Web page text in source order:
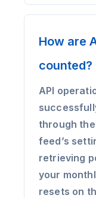
How are
counted?
API
through
feed’s
retrieving
your
resets on